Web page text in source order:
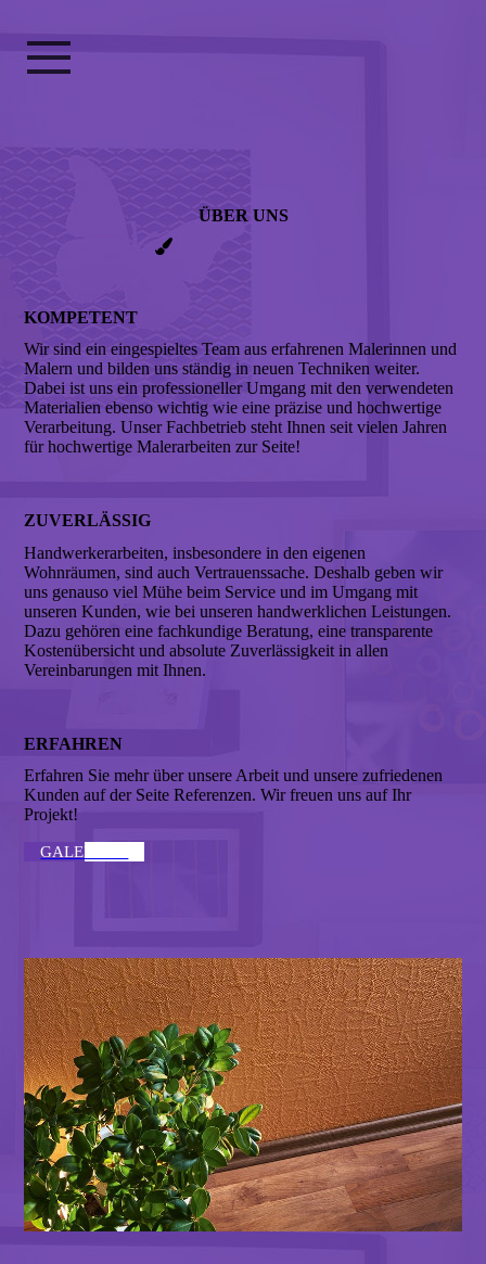
ÜBER UNS
KOMPETENT
Wir sind ein eingespieltes Team aus erfahrenen Malerinnen und
Malern und bilden uns ständig in neuen Techniken weiter.
Dabei ist uns ein professioneller Umgang mit den verwendeten
Materialien ebenso wichtig wie eine präzise und hochwertige
Verarbeitung. Unser Fachbetrieb steht Ihnen seit vielen Jahren
für hochwertige Malerarbeiten zur Seite!
ZUVERLÄSSIG
Handwerkerarbeiten, insbesondere in den eigenen
Wohnräumen, sind auch Vertrauenssache. Deshalb geben wir
uns genauso viel Mühe beim Service und im Umgang mit
unseren Kunden, wie bei unseren handwerklichen Leistungen.
Dazu gehören eine fachkundige Beratung, eine transparente
Kostenübersicht und absolute Zuverlässigkeit in allen
Vereinbarungen mit Ihnen.
ERFAHREN
Erfahren Sie mehr über unsere Arbeit und unsere zufriedenen
Kunden auf der Seite Referenzen. Wir freuen uns auf Ihr
Projekt!
GALERIE ↣